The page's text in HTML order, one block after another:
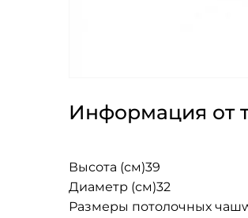
Информация от
Высота (см)39
Диаметр (см)32
Размеры потолочных чаш